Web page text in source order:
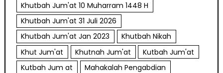
Khutbah Jum'at 10 Muharram 1448 H
Khutbah Jum'at 31 Juli 2026
Khutbah Jum'at Jan 2023
Khutbah Nikah
Khut Jum'at
Khutnah Jum'at
Kutbah Jum'at
Kutbah Jum at
Mahakalah Pengabdian